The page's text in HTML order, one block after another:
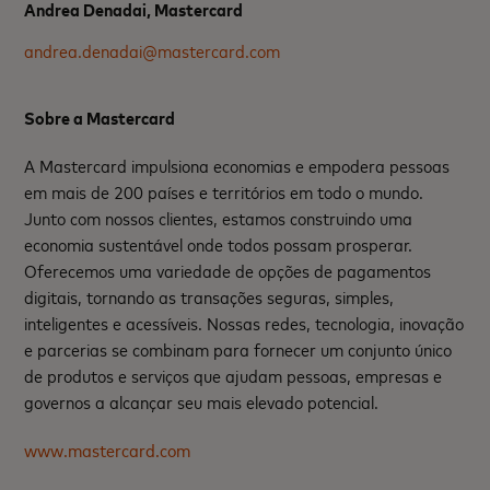
Andrea Denadai, Mastercard
andrea.denadai@mastercard.com
Sobre a Mastercard
A Mastercard impulsiona economias e empodera pessoas
em mais de 200 países e territórios em todo o mundo.
Junto com nossos clientes, estamos construindo uma
economia sustentável onde todos possam prosperar.
Oferecemos uma variedade de opções de pagamentos
digitais, tornando as transações seguras, simples,
inteligentes e acessíveis. Nossas redes, tecnologia, inovação
e parcerias se combinam para fornecer um conjunto único
de produtos e serviços que ajudam pessoas, empresas e
governos a alcançar seu mais elevado potencial.
www.mastercard.com